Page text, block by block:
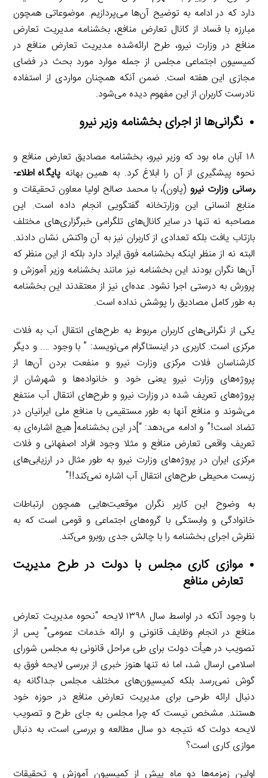
دارد که در ادامه به توضیح آن‌ها می‌پردازیم. موضوعاتی همچون
مبارزه با فساد از کانال تعارض منافع، بخشنامه مدیریت تعارض
منافع در وزارت نیرو، طرح ارائه‌شده مدیریت تعارض منافع در
کمیسیون اجتماعی مجلس از جمله موارد مورد بحث در فضای
مجازی این هفته است. ضمن آنکه همچنان مواردی از استفاده
نادرست کاربران از این مفهوم دیده می‌شود.
نگرانی‌ها از اجرای بخشنامه وزیر نیرو
۱۸ آبان ماه بود که وزیر نیرو، بخشنامه مصادیق تعارض منافع و
نحوه پیشگیری از آن را ابلاغ کرد. به همین بهانه پایگاه اطلاع­
رسانی وزارت نیرو(پاون)، با محمد صالح اولیا معاون تحقیقات و
منابع انسانی این وزارتخانه گفتگویی انجام داده است. این
مصاحبه نه تنها در سایر کانال‌های تلگرامی خبرگزاری‌های مختلف
بازتاب یافت بلکه تعدادی از کاربران نیز به آن واکنش نشان دادند.
البته نه از منظر اینکه بخشنامه فوق ایراد دارد بلکه از این منظر که
آن‌ها نگران بودند این بخشنامه نیز مانند بخشنامه وزیر آموزش و
پرورش به درستی اجرا نشود. عده‌ای نیز از معتقدند این بخشنامه
به طور کامل مصادیق را پوشش نداده است.
یکی از نگرانی‌های کاربران مربوط به طرح‌های انتقال آب به فلات
مرکزی است. کاربری در اینستاگرام می‌نویسد: ” با وجود …. و دیگر
کارشناسان فلات مرکزی وزارت نیرو و منفعت بردن آن‌ها از
پروژه‌های وزارت نیرو یعنی خود و خانواده‌ها و شهرشان از
پروژه‌های تعریف شده در وزارت نیرو و طرح‌های انتقال آب منتفع
می‌شوند و منافع آنها به طور مستقیمی با منافع ملی ایرانیان در
تضاد است!” و ادامه می‌دهد: “]در این بخشنامه[ هیچ اشاره‌ای به
تعریف واقعی تعارض منافع و مثلا وجود افراد اصفهانی و فلات
مرکزی ایران در پروژه‌های وزارت نیرو به طور مثال در ارزیابی‌های
زیست محیطی طرح‌های انتقال آب اشاره نمی‌کند!!”
به وضوح این کاربر نگران موقعیت‌هایی همچون ارتباطات
خانوادگی و وابستگی با گروه‌های اجتماعی و قومی است که به
نظرش اجرای بخشنامه را با چالش جدی روبرو می‌کند.
موازی کاری مجلس با دولت در طرح مدیریت
تعارض منافع
با وجود آنکه در اواسط سال ۱۳۹۸ لایحه “نحوه مدیریت تعارض
منافع در انجام وظایف قانونی و ارائه خدمات عمومی” پس از
تصویب در هیأت دولت برای طی مراحل قانونی به مجلس شورای
اسلامی ارسال شد، اما نه تنها هنوز خبری از بررسی لایحه فوق به
گوش نمی‌رسد بلکه کمیسیون‌های مختلف مجلس جداگانه به
دنبال ارائه طرحی برای مدیریت تعارض منافع در حوزه خود
هستند. مشخص نیست که چرا مجلس به جای طرح و تصویب
لایحه دولت که نتیجه دو سال مطالعه و بررسی است، به دنبال
موازی کاری است؟
اولین زمزمه‌ها دو ماه پیش از کمیسیون آموزش و تحقیقات